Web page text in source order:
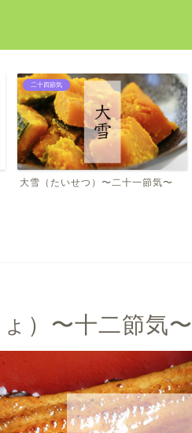
二十四節気
大雪（たいせつ）〜二十一節気〜
）〜十二節気〜